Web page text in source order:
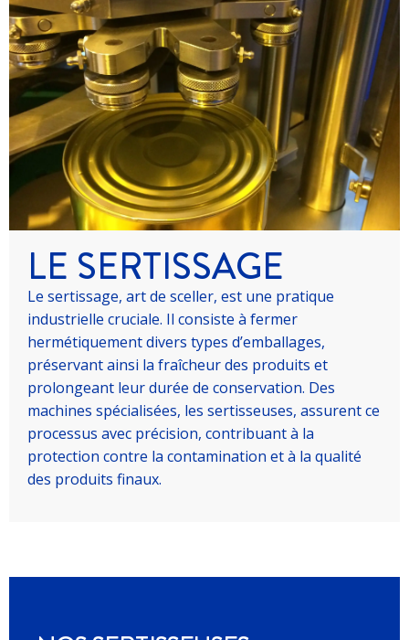
LE SERTISSAGE
Le sertissage, art de sceller, est une pratique
industrielle cruciale. Il consiste à fermer
hermétiquement divers types d’emballages,
préservant ainsi la fraîcheur des produits et
prolongeant leur durée de conservation. Des
machines spécialisées, les sertisseuses, assurent ce
processus avec précision, contribuant à la
protection contre la contamination et à la qualité
des produits finaux.